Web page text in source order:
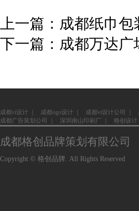
上一篇：成都纸巾
下一篇：成都万达广
成都vi设计 成都ogo设计 成都vi设计公司
成都广告策划公司
深圳南山印刷厂 格创设计
成都格创品牌策划有限公司
Copyright © 格创品牌. All Rights Reserved